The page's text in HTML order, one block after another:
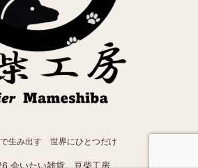
生み出す 世界にひとつだけ
会いたい雑貨 豆柴工房